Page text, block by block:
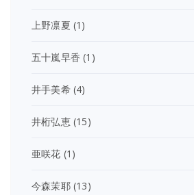
上野凛夏 (1)
五十嵐早香 (1)
井手美希(4)
井桁弘恵(15)
亜咲花 (1)
今森茉耶(13)